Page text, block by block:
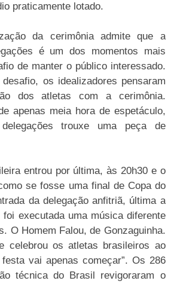
praticamente lotado.
da cerimônia admite que a
é um dos momentos mais
de manter o público interessado.
os idealizadores pensaram
dos atletas com a cerimônia.
apenas meia hora de espetáculo,
trouxe uma peça de
entrou por última, às 20h30 e o
se fosse uma final de Copa do
da delegação anfitriã, última a
executada uma música diferente
O Homem Falou, de Gonzaguinha.
celebrou os atletas brasileiros ao
vai apenas começar”. Os 286
técnica do Brasil revigoraram o